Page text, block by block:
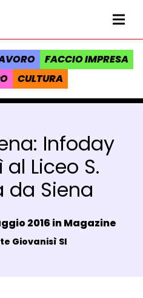
della Regione Toscana
FACCIO IMPRESA
CULTURA
Infoday
Liceo S.
da Siena
2016 inMagazine
Giovanisì SI